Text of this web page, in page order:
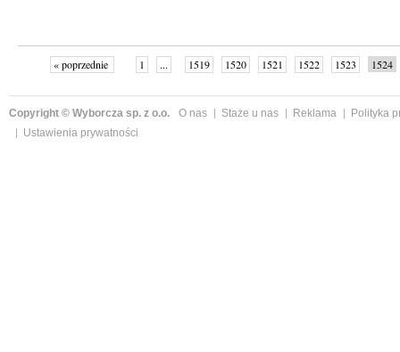
« poprzednie 1 ... 1519 1520 1521 1522 1523 1524
Copyright © Wyborcza sp. z o.o. O nas Staże u nas Reklama
Polityka
Ustawienia prywatności